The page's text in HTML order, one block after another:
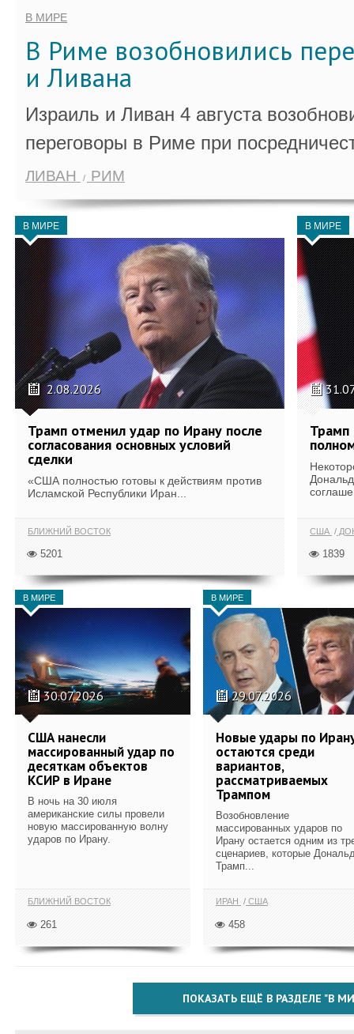
В МИРЕ
В Риме возобновились
и Ливана
Израиль и Ливан 4 августа
переговоры в Риме при
ЛИВАН РИМ
В МИРЕ
2.08.2026
Трамп отменил удар по Ирану после
согласования основных условий
сделки
«США полностью готовы к действиям против
Исламской Республики Иран...
БЛИЖНИЙ ВОСТОК
5201
В МИРЕ
Трамп
США
1839
В МИРЕ
30.07.2026
США нанесли
массированный удар по
десяткам объектов
КСИР в Иране
В ночь на 30 июля
американские силы провели
новую массированную волну
ударов по Ирану.
БЛИЖНИЙ ВОСТОК
261
В МИРЕ
29.07.2026
Новые удары по
остаются среди
вариантов,
рассматриваемых
Трампом
Возобновление
массированных ударов по
Ирану остается одним из
сценариев, которые
Трамп...
ИРАН США
458
ПОКАЗАТЬ ЕЩЁ В РАЗДЕЛЕ "В